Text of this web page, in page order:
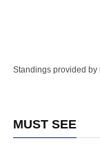
Standings provided by
MUST SEE